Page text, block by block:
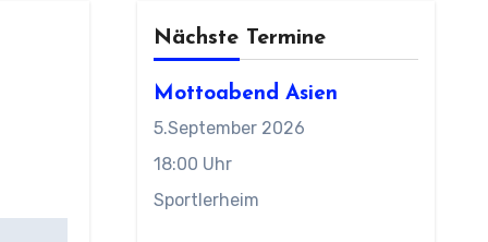
Nächste Termine
Mottoabend Asien
5.September 2026
18:00 Uhr
Sportlerheim